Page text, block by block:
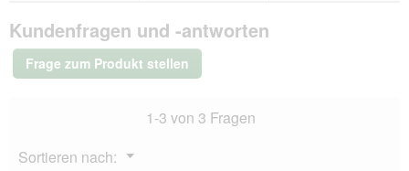
Feinsten
Nassfutter
Adult
Kundenfragen und -antworten
Frage zum Produkt stellen
1-3 von 3 Fragen
Sortieren nach:
▼
Menü